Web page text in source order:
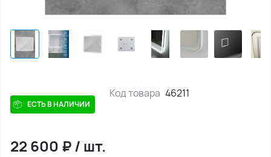
ЕСТЬ В НАЛИЧИИ
Код товара 46211
22 600 ₽/ шт.